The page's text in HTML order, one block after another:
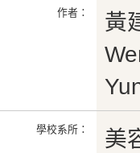
作者：
黃
學校系所： 美